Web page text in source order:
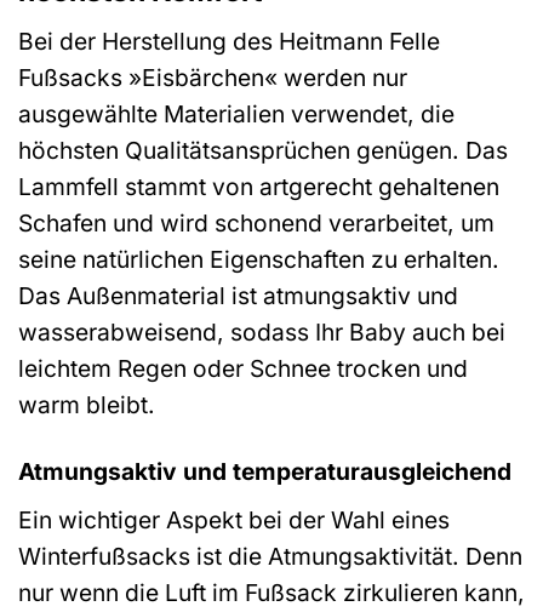
Bei der Herstellung des Heitmann Felle
Fußsacks »Eisbärchen« werden nur
ausgewählte Materialien verwendet, die
höchsten Qualitätsansprüchen genügen. Das
Lammfell stammt von artgerecht gehaltenen
Schafen und wird schonend verarbeitet, um
seine natürlichen Eigenschaften zu erhalten.
Das Außenmaterial ist atmungsaktiv und
wasserabweisend, sodass Ihr Baby auch bei
leichtem Regen oder Schnee trocken und
warm bleibt.
Atmungsaktiv und temperaturausgleichend
Ein wichtiger Aspekt bei der Wahl eines
Winterfußsacks ist die Atmungsaktivität. Denn
nur wenn die Luft im Fußsack zirkulieren kann,